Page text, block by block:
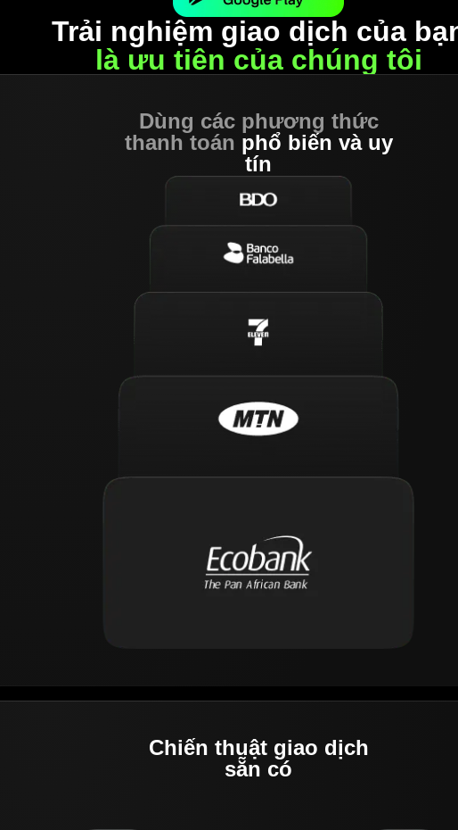
Trải nghiệm giao dịch của
là ưu tiên của chúng tôi
Dùng các phương thức
thanh toán phổ biến và uy
tín
Chiến thuật giao dịch
sẵn có